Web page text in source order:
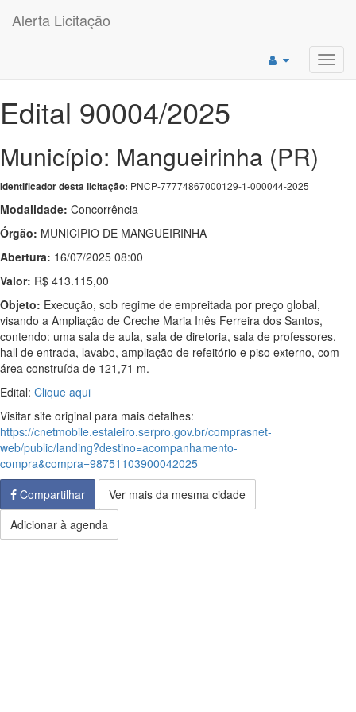
Alerta Licitação
Edital 90004/2025
Município: Mangueirinha (PR)
Identificador desta licitação: PNCP-77774867000129-1-000044-2025
Modalidade: Concorrência
Órgão: MUNICIPIO DE MANGUEIRINHA
Abertura: 16/07/2025 08:00
Valor: R$ 413.115,00
Objeto: Execução, sob regime de empreitada por preço global,
visando a Ampliação de Creche Maria Inês Ferreira dos Santos,
contendo: uma sala de aula, sala de diretoria, sala de professores,
hall de entrada, lavabo, ampliação de refeitório e piso externo, com
área construída de 121,71 m.
Edital: Clique aqui
Visitar site original para mais detalhes:
https://cnetmobile.estaleiro.serpro.gov.br/comprasnet-
web/public/landing?destino=acompanhamento-
compra&compra=98751103900042025
Compartilhar
Ver mais da mesma cidade
Adicionar à agenda